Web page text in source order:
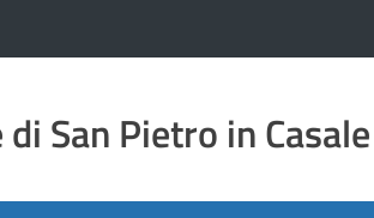
San Pietro in Casale